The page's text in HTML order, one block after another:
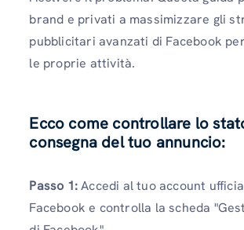
brand e privati ​​a massimizzare gli
pubblicitari avanzati di Facebook
le proprie attività.
Ecco come controllare lo
consegna del tuo annuncio:
Passo 1:Accedi al tuo account
Facebook e controlla la scheda